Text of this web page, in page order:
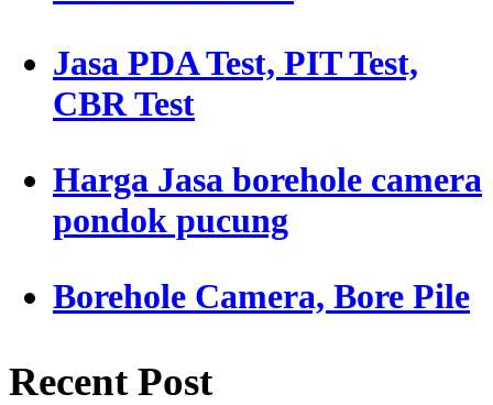
Jasa PDA Test, PIT Test,
CBR Test
Harga Jasa borehole camera
pondok pucung
Borehole Camera, Bore Pile
Recent Post